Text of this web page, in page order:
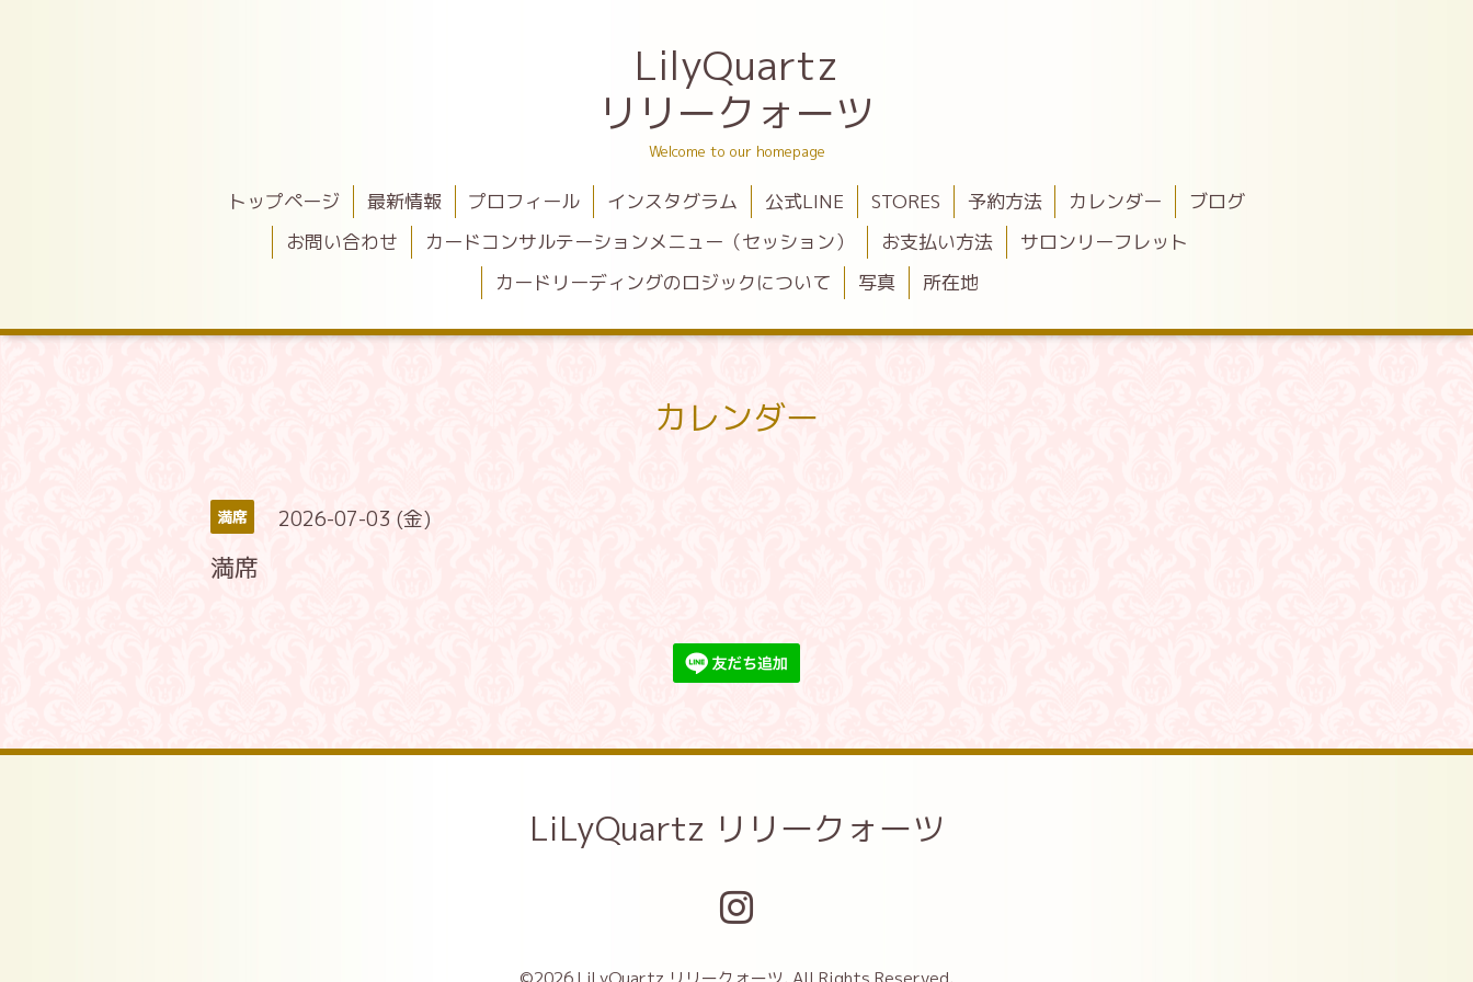
LilyQuartz
リリークォーツ
Welcome to our homepage
トップページ 最新情報 プロフィール インスタグラム 公式LINE STORES 予約方法 カレンダー
ブログ
お問い合わせ
カードコンサルテーションメニュー（セッション） お支払い方法
サロンリーフレット
カードリーディングのロジックについて
写真 所在地
カレンダー
満席 2026-07-03 (金)
満席
LiLyQuartz リリークォーツ